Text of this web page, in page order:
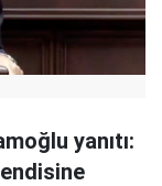
yanıtı: